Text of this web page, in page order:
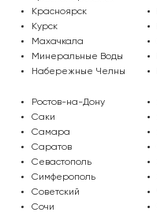
Красноярск
Курск
Махачкала
Минеральные Воды
Набережные Челны
Ростов-на-Дону
Саки
Самара
Саратов
Севастополь
Симферополь
Советский
Сочи